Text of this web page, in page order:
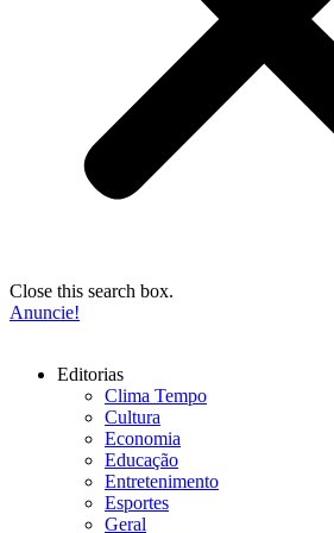
Close this search box.
Anuncie!
Editorias
Clima Tempo
Cultura
Economia
Educação
Entretenimento
Esportes
Geral